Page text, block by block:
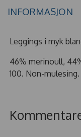
INFORMASJON
Leggings i myk
46% merinoull,
100. Non-mulesing.